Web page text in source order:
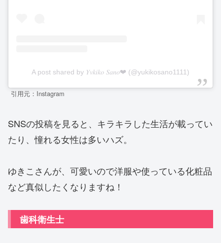
A post shared by 𝑌𝑣𝑘𝑖𝑘𝑜 𝑆𝑎𝑛𝑜❤︎ (@yukikosano1111)
引用元：Instagram
SNSの投稿を見ると、キラキラした生活が載ってい
たり、憧れる女性は多いハズ。
ゆきこさんが、可愛いので洋服や使っている化粧品
など真似したくなりますね！
歯科衛生士